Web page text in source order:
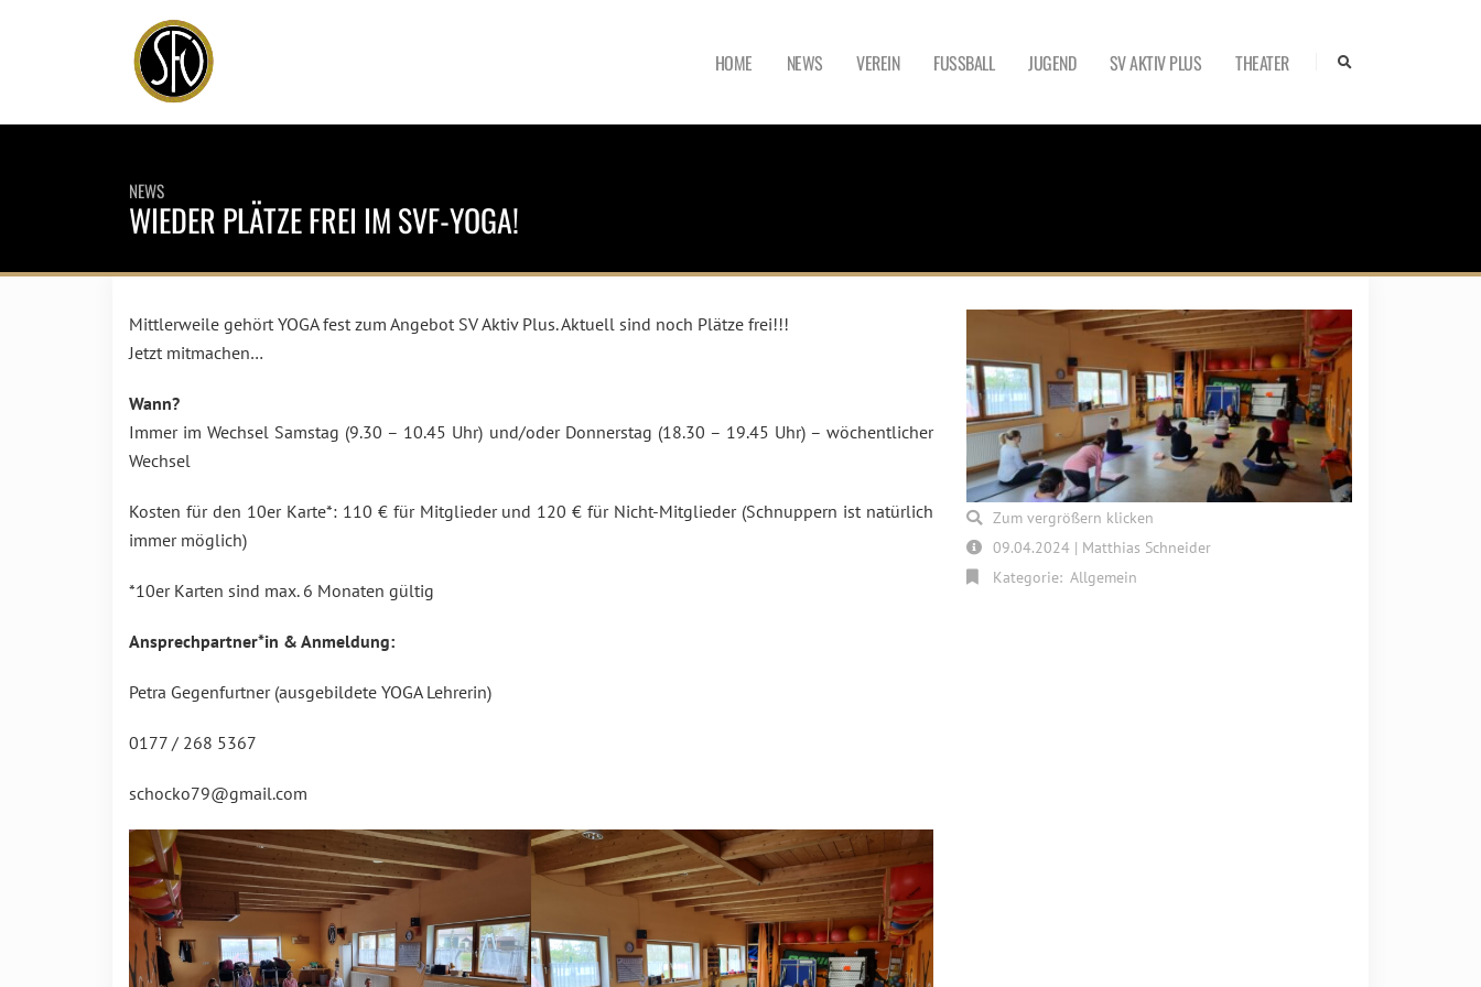
HOME NEWS VEREIN FUSSBALL JUGEND SV AKTIV PLUS THEATER
NEWS
WIEDER PLÄTZE FREI IM SVF-YOGA!
Mittlerweile gehört YOGA fest zum Angebot SV Aktiv Plus. Aktuell sind noch Plätze frei!!!
Jetzt mitmachen…
Wann?
Immer im Wechsel Samstag (9.30 – 10.45 Uhr) und/oder Donnerstag (18.30 – 19.45 Uhr) – wöchentlicher
Wechsel
Kosten für den 10er Karte*: 110 € für Mitglieder und 120 € für Nicht-Mitglieder (Schnuppern ist natürlich
immer möglich)
*10er Karten sind max. 6 Monaten gültig
Ansprechpartner*in & Anmeldung:
Petra Gegenfurtner (ausgebildete YOGA Lehrerin)
0177 / 268 5367
schocko79@gmail.com
Zum vergrößern klicken
09.04.2024 | Matthias Schneider
Kategorie: Allgemein